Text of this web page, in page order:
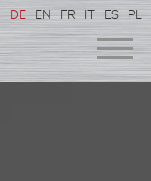
DE EN FR IT ES PL